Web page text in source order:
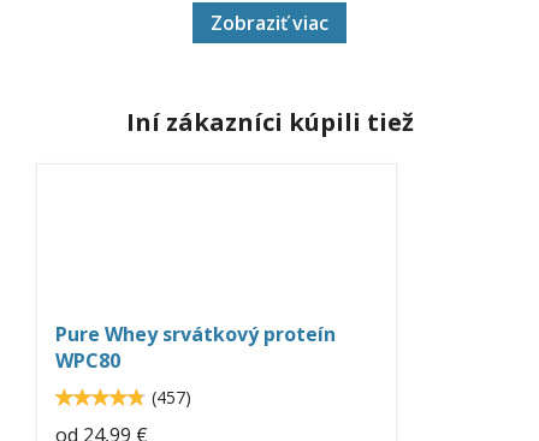
Zobraziť viac
Iní zákazníci kúpili tiež
nutrition.jpg
Pure Whey srvátkový proteín
WPC80
4.807444.8
(457)
od 24,99 €